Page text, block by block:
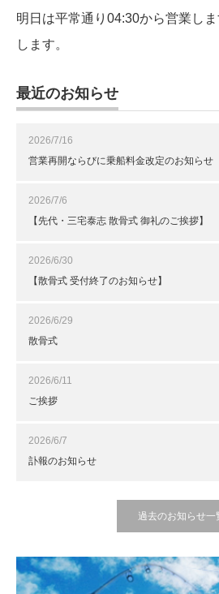
明日は平常通り04:30から営業し
します。
最近のお知らせ
2026/7/16
営業再開ならびに乗船料金改定のお知らせ
2026/7/6
【先代・三宅泰志 散骨式 御礼のご挨拶】
2026/6/30
【散骨式 受付終了のお知らせ】
2026/6/29
散骨式
2026/6/11
ご挨拶
2026/6/7
訃報のお知らせ
過去のお知らせ一